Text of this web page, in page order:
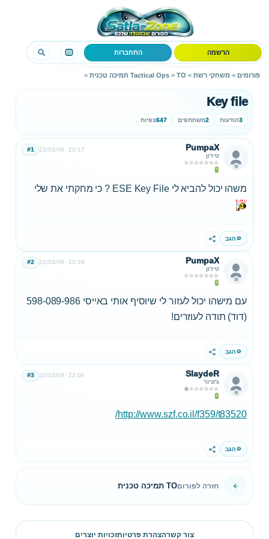
הרשמה התחברות
פורומים > משחקי רשת >
Tactical Ops > TO תמיכה טכנית >
Key file
3הודעות 2משתתפים 647צפיות
PumpaX
טירון
22/03/09 20:17
#1
משהו יכול להביא לי ESE Key File ? כי מחקתי את שלי
הגב שתף
PumpaX
טירון
22/03/09 20:29
#2
עם מישהו יכול לעזור לי שיוסיף אותי באייסי 598-089-986
(דוד) תודה לעוזרים!
הגב שתף
SlaydeR
ג'וניור
22/03/09 22:06
#3
http://www.szf.co.il/f359/t83520/
הגב שתף
חזרה לפורוםTO תמיכה טכנית
צור קשרהצהרת פרטיותזכויות יוצרים